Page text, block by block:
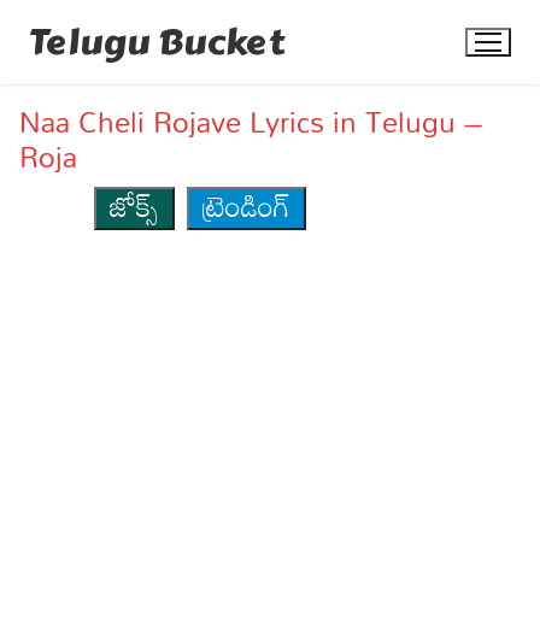
Telugu Bucket
Naa Cheli Rojave Lyrics in Telugu –
Roja
జోక్స్
ట్రెండింగ్